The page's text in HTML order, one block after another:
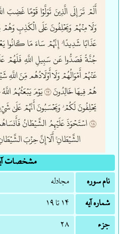
مشخصات
نام سوره
مجادله
شماره آیه
۱۴ تا ۱۹
جزء
۲۸